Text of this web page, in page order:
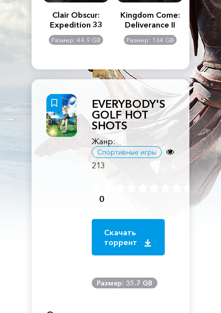
Creed
Clair Obscur:
Expedition 33
Размер: 44.9 GB
Kingdom Come:
Deliverance II
Размер: 164 GB
The
EVERYBODY'S
GOLF HOT
SHOTS
Жанр:
Спортивные игры
213
0
Скачать
торрент
Размер: 35.7 GB